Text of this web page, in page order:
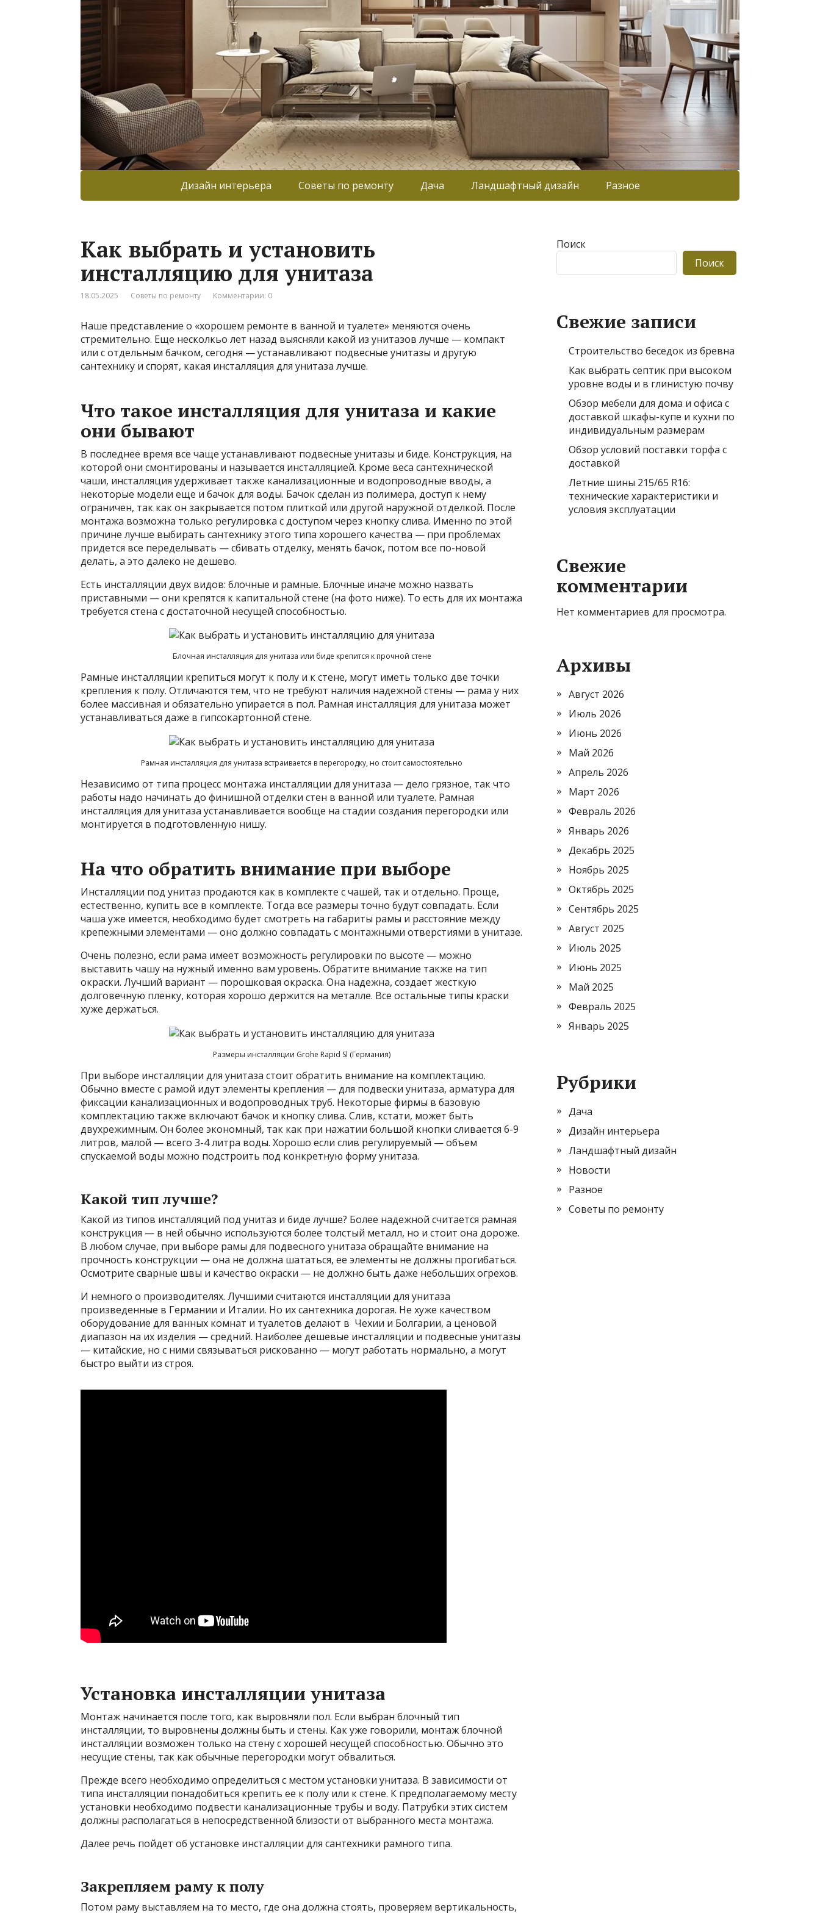
Дизайн интерьера Советы по ремонту Дача Ландшафтный дизайн Разное
Как выбрать и установить
инсталляцию для унитаза
18.05.2025 Советы по ремонту Комментарии: 0
Наше представление о «хорошем ремонте в ванной и туалете» меняются очень
стремительно. Еще несколкьо лет назад выясняли какой из унитазов лучше — компакт
или с отдельным бачком, сегодня — устанавливают подвесные унитазы и другую
сантехнику и спорят, какая инсталляция для унитаза лучше.
Что такое инсталляция для унитаза и какие
они бывают
В последнее время все чаще устанавливают подвесные унитазы и биде. Конструкция, на
которой они смонтированы и называется инсталляцией. Кроме веса сантехнической
чаши, инсталляция удерживает также канализационные и водопроводные вводы, а
некоторые модели еще и бачок для воды. Бачок сделан из полимера, доступ к нему
ограничен, так как он закрывается потом плиткой или другой наружной отделкой. После
монтажа возможна только регулировка с доступом через кнопку слива. Именно по этой
причине лучше выбирать сантехнику этого типа хорошего качества — при проблемах
придется все переделывать — сбивать отделку, менять бачок, потом все по-новой
делать, а это далеко не дешево.
Есть инсталляции двух видов: блочные и рамные. Блочные иначе можно назвать
приставными — они крепятся к капитальной стене (на фото ниже). То есть для их монтажа
требуется стена с достаточной несущей способностью.
Блочная инсталляция для унитаза или биде крепится к прочной стене
Рамные инсталляции крепиться могут к полу и к стене, могут иметь только две точки
крепления к полу. Отличаются тем, что не требуют наличия надежной стены — рама у них
более массивная и обязательно упирается в пол. Рамная инсталляция для унитаза может
устанавливаться даже в гипсокартонной стене.
Рамная инсталляция для унитаза встраивается в перегородку, но стоит самостоятельно
Независимо от типа процесс монтажа инсталляции для унитаза — дело грязное, так что
работы надо начинать до финишной отделки стен в ванной или туалете. Рамная
инсталляция для унитаза устанавливается вообще на стадии создания перегородки или
монтируется в подготовленную нишу.
На что обратить внимание при выборе
Инсталляции под унитаз продаются как в комплекте с чашей, так и отдельно. Проще,
естественно, купить все в комплекте. Тогда все размеры точно будут совпадать. Если
чаша уже имеется, необходимо будет смотреть на габариты рамы и расстояние между
крепежными элементами — оно должно совпадать с монтажными отверстиями в унитазе.
Очень полезно, если рама имеет возможность регулировки по высоте — можно
выставить чашу на нужный именно вам уровень. Обратите внимание также на тип
окраски. Лучший вариант — порошковая окраска. Она надежна, создает жесткую
долговечную пленку, которая хорошо держится на металле. Все остальные типы краски
хуже держаться.
Размеры инсталляции Grohe Rapid Sl (Германия)
При выборе инсталляции для унитаза стоит обратить внимание на комплектацию.
Обычно вместе с рамой идут элементы крепления — для подвески унитаза, арматура для
фиксации канализационных и водопроводных труб. Некоторые фирмы в базовую
комплектацию также включают бачок и кнопку слива. Слив, кстати, может быть
двухрежимным. Он более экономный, так как при нажатии большой кнопки сливается 6-9
литров, малой — всего 3-4 литра воды. Хорошо если слив регулируемый — объем
спускаемой воды можно подстроить под конкретную форму унитаза.
Какой тип лучше?
Какой из типов инсталляций под унитаз и биде лучше? Более надежной считается рамная
конструкция — в ней обычно используются более толстый металл, но и стоит она дороже.
В любом случае, при выборе рамы для подвесного унитаза обращайте внимание на
прочность конструкции — она не должна шататься, ее элементы не должны прогибаться.
Осмотрите сварные швы и качество окраски — не должно быть даже небольших огрехов.
И немного о производителях. Лучшими считаются инсталляции для унитаза
произведенные в Германии и Италии. Но их сантехника дорогая. Не хуже качеством
оборудование для ванных комнат и туалетов делают в Чехии и Болгарии, а ценовой
диапазон на их изделия — средний. Наиболее дешевые инсталляции и подвесные унитазы
— китайские, но с ними связываться рискованно — могут работать нормально, а могут
быстро выйти из строя.
Установка инсталляции унитаза
Монтаж начинается после того, как выровняли пол. Если выбран блочный тип
инсталляции, то выровнены должны быть и стены. Как уже говорили, монтаж блочной
инсталляции возможен только на стену с хорошей несущей способностью. Обычно это
несущие стены, так как обычные перегородки могут обвалиться.
Прежде всего необходимо определиться с местом установки унитаза. В зависимости от
типа инсталляции понадобиться крепить ее к полу или к стене. К предполагаемому месту
установки необходимо подвести канализационные трубы и воду. Патрубки этих систем
должны располагаться в непосредственной близости от выбранного места монтажа.
Далее речь пойдет об установке инсталляции для сантехники рамного типа.
Закрепляем раму к полу
Потом раму выставляем на то место, где она должна стоять, проверяем вертикальность,
Поиск
Поиск
Свежие записи
Строительство беседок из бревна
Как выбрать септик при высоком
уровне воды и в глинистую почву
Обзор мебели для дома и офиса с
доставкой шкафы-купе и кухни по
индивидуальным размерам
Обзор условий поставки торфа с
доставкой
Летние шины 215/65 R16:
технические характеристики и
условия эксплуатации
Свежие
комментарии
Нет комментариев для просмотра.
Архивы
Август 2026
Июль 2026
Июнь 2026
Май 2026
Апрель 2026
Март 2026
Февраль 2026
Январь 2026
Декабрь 2025
Ноябрь 2025
Октябрь 2025
Сентябрь 2025
Август 2025
Июль 2025
Июнь 2025
Май 2025
Февраль 2025
Январь 2025
Рубрики
Дача
Дизайн интерьера
Ландшафтный дизайн
Новости
Разное
Советы по ремонту